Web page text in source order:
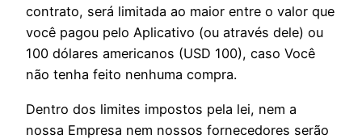
contrato, será limitada ao maior entre o valor que
você pagou pelo Aplicativo (ou através dele) ou
100 dólares americanos (USD 100), caso Você
não tenha feito nenhuma compra.
Dentro dos limites impostos pela lei, nem a
nossa Empresa nem nossos fornecedores serão